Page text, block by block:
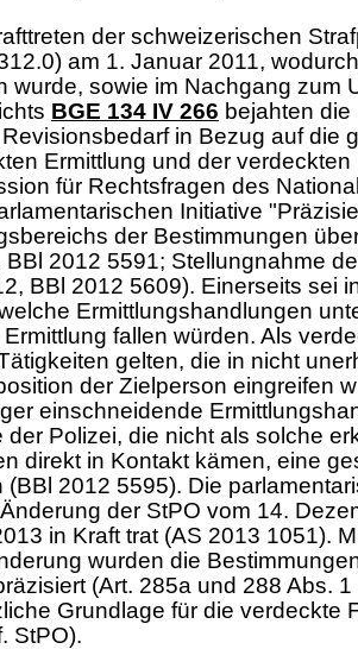
der schweizerischen
am 1. Januar 2011,
wurde, sowie im Nachgang zum
BGE 134 IV 266 bejahten
in Bezug auf die
Ermittlung und der
für Rechtsfragen des
Initiative
der Bestimmungen
BBl 2012 5591; Stellungnahme
BBl 2012 5609). Einerseits sei
Ermittlungshandlungen
fallen würden. Als
gelten, die in nicht
der Zielperson eingreifen
einschneidende
der Polizei, die nicht als solche
direkt in Kontakt kämen, eine
(BBl 2012 5595). Die
der StPO vom 14.
in Kraft trat (AS 2013 1051).
wurden die
(Art. 285a und 288 Abs.
Grundlage für die verdeckte
StPO).